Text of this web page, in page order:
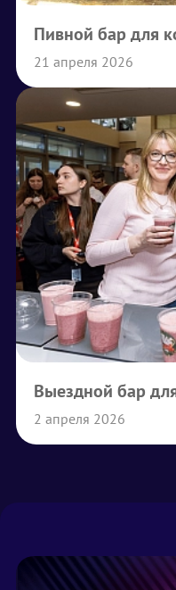
Пивной бар для
21 апреля 2026
Выездной бар
2 апреля 2026